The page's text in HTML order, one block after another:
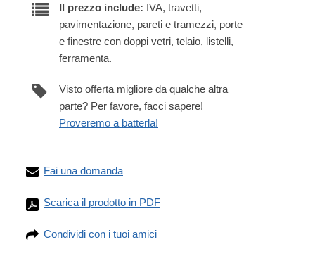
Il prezzo include: IVA, travetti,
pavimentazione, pareti e tramezzi, porte
e finestre con doppi vetri, telaio, listelli,
ferramenta.
Visto offerta migliore da qualche altra
parte? Per favore, facci sapere!
Proveremo a batterla!
Fai una domanda
Scarica il prodotto in PDF
Condividi con i tuoi amici